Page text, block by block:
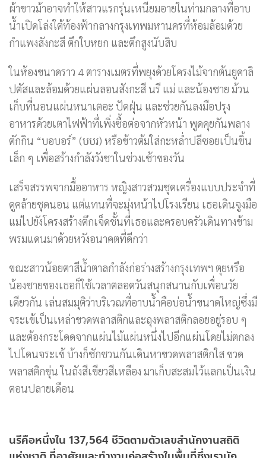
ผ้าขาวม้าอาจทำให้สาวแรกรุ่นเหนียมอายในท่ามกลางที่อาบ
น้ำเปิดโล่งใต้ท้องฟ้ากลางกรุงเทพมหานครที่ห้อมล้อมด้วย
กำแพงสังกะสี ตึกใบหยก และตึกสูงนับสิบ
ในห้องขนาดราว 4 ตารางเมตรที่พยุงด้วยโครงไม้จากต้นยูคาลิ
ปตัสและล้อมด้วยแผ่นลอนสังกะสี นรี แม่ และน้องชาย ม้วน
เก็บที่นอนแผ่นหนาเตอะ ปัดฝุ่น และช่วยกันลงมือปรุง
อาหารด้วยเตาไฟฟ้าที่เพิ่งซื้อต่อจากหัวหน้า พูดคุยกันพลาง
ตักกิน “บอบอร์” (បបរ) หรือข้าวต้มใส่กะหล่ำปลีซอยเป็นชิ้น
เล็ก ๆ เพื่อสร้างกำลังวังชาในช่วงเช้าของวัน
เสร็จสรรพจากมื้ออาหาร หญิงสาวสวมชุดเครื่องแบบประจำที่
ดูคล้ายชุดนอน แต่แทนที่จะมุ่งหน้าไปโรงเรียน เธอเดินจูงมือ
แม่ไปยังโครงสร้างตึกเจ็ดชั้นที่เธอและครอบครัวเดินทางข้าม
พรมแดนมาด้วยหวังอนาคตที่ดีกว่า
ขณะสาวน้อยตาสีน้ำตาลกำลังก่อร่างสร้างกรุงเทพฯ ตุยหรือ
น้องชายของเธอก็ใช้เวลาตลอดวันสนุกสนานกับเพื่อนวัย
เดียวกัน เล่นสมมุติว่าบริเวณที่อาบน้ำคือบ่อน้ำขนาดใหญ่ซึ่งมี
จระเข้เป็นเหล่าขวดพลาสติกและถุงพลาสติกลอยอยู่รอบ ๆ
และต้องกระโดดจากแผ่นไม้แผ่นหนึ่งไปอีกแผ่นโดยไม่ตกลง
ไปโดนจระเข้ บ้างก็ชักชวนกันเดินหาขวดพลาสติกใส ขวด
พลาสติกขุ่น ในถังสีเขียวสีเหลือง มาเก็บสะสมไว้แลกเป็นเงิน
ตอนปลายเดือน
นรีคือหนึ่งใน 137,564 ชีวิตตามตัวเลขสำนักงานสถิติ